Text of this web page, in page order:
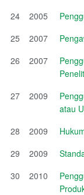
24
2005
25
2007
26
2007
27
2009
atau
28
2009
29
2009
30
2010